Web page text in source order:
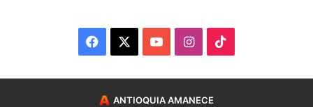
Facebook YouTubeInstagram
ANTIOQUIA AMANECE